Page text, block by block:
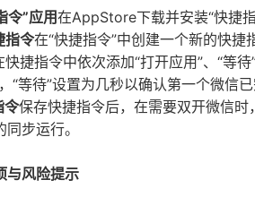
令”应用在AppStore下载并安装“快捷指
指令在“快捷指令”中创建一个新的快捷
快捷指令中依次添加“打开应用”、“等
“等待”设置为几秒以确认第一个微信
令保存快捷指令后，在需要双开微信时
步运行。
与风险提示